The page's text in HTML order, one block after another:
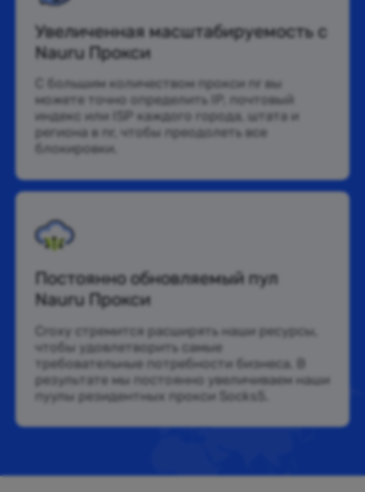
Увеличенная масштабируемость с
Nauru Прокси
С большим количеством прокси nr вы
можете точно определить IP, почтовый
индекс или ISP каждого города, штата и
региона в nr, чтобы преодолеть все
блокировки.
Постоянно обновляемый пул
Nauru Прокси
Croxy стремится расширять наши ресурсы,
чтобы удовлетворить самые
требовательные потребности бизнеса. В
результате мы постоянно увеличиваем наши
пуулы резидентных прокси Socks5.